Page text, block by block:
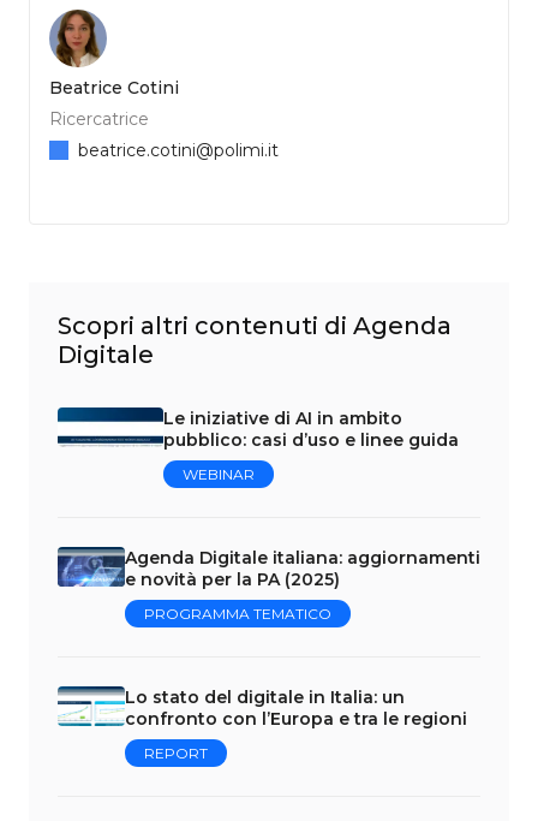
Beatrice Cotini
Ricercatrice
beatrice.cotini@polimi.it
Scopri altri contenuti di Agenda
Digitale
Le iniziative di AI in ambito
pubblico: casi d’uso e linee guida
WEBINAR
Agenda Digitale italiana: aggiornamenti
e novità per la PA (2025)
PROGRAMMA TEMATICO
Lo stato del digitale in Italia: un
confronto con l’Europa e tra le regioni
REPORT